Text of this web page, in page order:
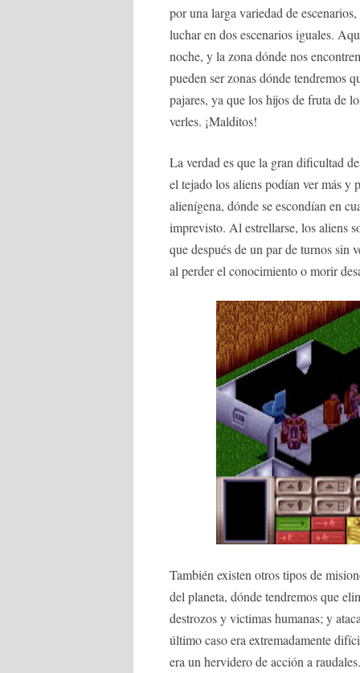
por una larga variedad de
luchar en dos escenarios iguales.
noche, y la zona dónde nos
pueden ser zonas dónde tendremos
pajares, ya que los hijos de fruta de
verles. ¡Malditos!
La verdad es que la gran dificultad
el tejado los aliens podían ver más y
alienígena, dónde se escondían en
imprevisto. Al estrellarse, los aliens
que después de un par de turnos sin
al perder el conocimiento o morir
También existen otros tipos de
del planeta, dónde tendremos que
destrozos y victimas humanas; y
último caso era extremadamente
era un hervidero de acción a